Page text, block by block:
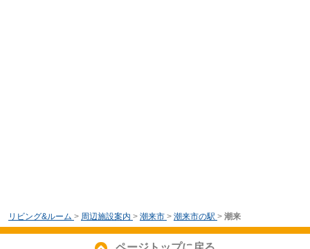
リビング&ルーム > 周辺施設案内 > 潮来市 > 潮来市の駅 > 潮来